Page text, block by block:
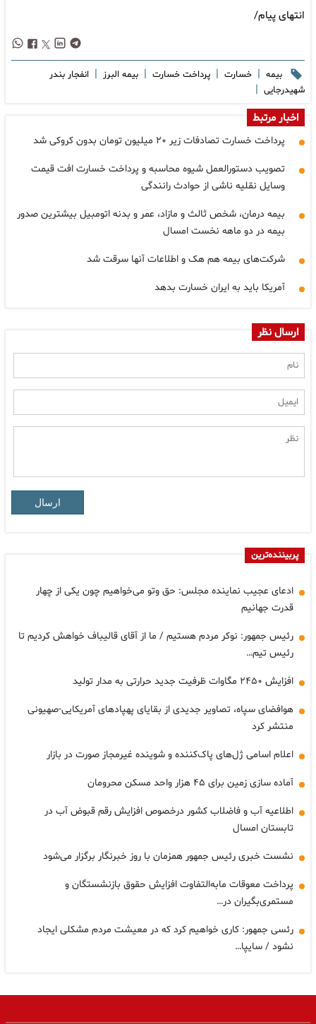
انتهای پیام/
بیمه | خسارت | پرداخت خسارت | بیمه البرز | انفجار بندر
شهیدرجایی |
اخبار مرتبط
پرداخت خسارت تصادفات زیر ۲۰ میلیون تومان بدون کروکی شد
تصویب دستورالعمل شیوه محاسبه و پرداخت خسارت افت قیمت
وسایل نقلیه ناشی از حوادث رانندگی
بیمه درمان، شخص ثالث و مازاد، عمر و بدنه اتومبیل بیشترین صدور
بیمه در دو ماهه نخست امسال
شرکت‌های بیمه هم هک و اطلاعات آنها سرقت شد
آمریکا باید به ایران خسارت بدهد
ارسال نظر
ارسال
پربیننده‌ترین
ادعای عجیب نماینده مجلس: حق وتو می‌خواهیم چون یکی از چهار
قدرت جهانیم
رئیس جمهور: نوکر مردم هستیم / ما از آقای قالیباف خواهش کردیم تا
رئیس تیم…
افزایش ۲۴۵۰ مگاوات ظرفیت جدید حرارتی به مدار تولید
هوافضای سپاه، تصاویر جدیدی از بقایای پهپادهای آمریکایی-صهیونی
منتشر کرد
اعلام اسامی ژل‌های پاک‌کننده و شوینده غیرمجاز صورت در بازار
آماده سازی زمین برای ۴۵ هزار واحد مسکن محرومان
اطلاعیه آب و فاضلاب کشور درخصوص افزایش رقم قبوض آب در
تابستان امسال
نشست خبری رئیس جمهور همزمان با روز خبرنگار برگزار می‌شود
پرداخت معوقات مابه‌التفاوت افزایش حقوق بازنشستگان و
مستمری‌بگیران در…
رئسی جمهور: کاری خواهیم کرد که در معیشت مردم مشکلی ایجاد
نشود / سایپا…